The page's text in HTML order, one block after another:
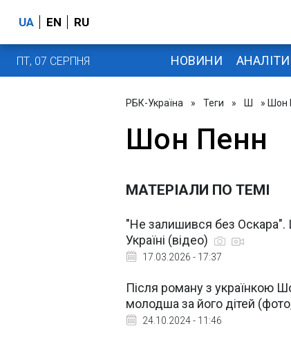
UA EN RU
ПТ, 07 СЕРПНЯ НОВИНИ
РБК-Україна » Теги » Ш » Шон
Шон Пенн
МАТЕРІАЛИ ПО ТЕМІ
"Не залишився без Оскара".
Україні (відео)
17.03.2026 - 17:37
Після роману з українкою
молодша за його дітей
24.10.2024 - 11:46